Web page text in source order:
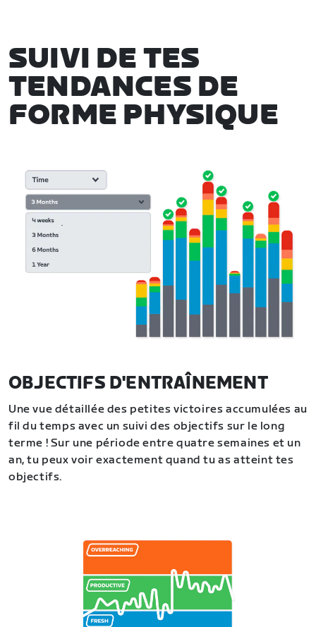
SUIVI DE TES
TENDANCES DE
FORME PHYSIQUE
OBJECTIFS D'ENTRAÎNEMENT
Une vue détaillée des petites victoires accumulées au
fil du temps avec un suivi des objectifs sur le long
terme ! Sur une période entre quatre semaines et un
an, tu peux voir exactement quand tu as atteint tes
objectifs.